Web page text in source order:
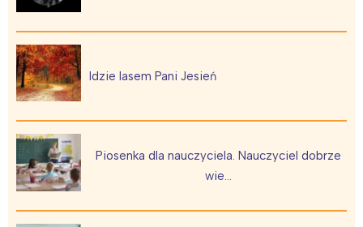
Idzie lasem Pani Jesień
Piosenka dla nauczyciela. Nauczyciel dobrze
wie…